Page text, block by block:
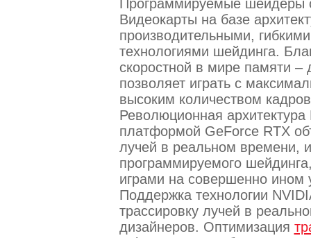
Программируемые шейдеры
Видеокарты на базе
производительными,
технологиями шейдинга.
скоростной в мире памяти –
позволяет играть с
высоким количеством
Революционная
платформой GeForce RTX
лучей в реальном времени,
программируемого
играми на совершенно ином
Поддержка технологии
трассировку лучей в
дизайнеров. Оптимизация